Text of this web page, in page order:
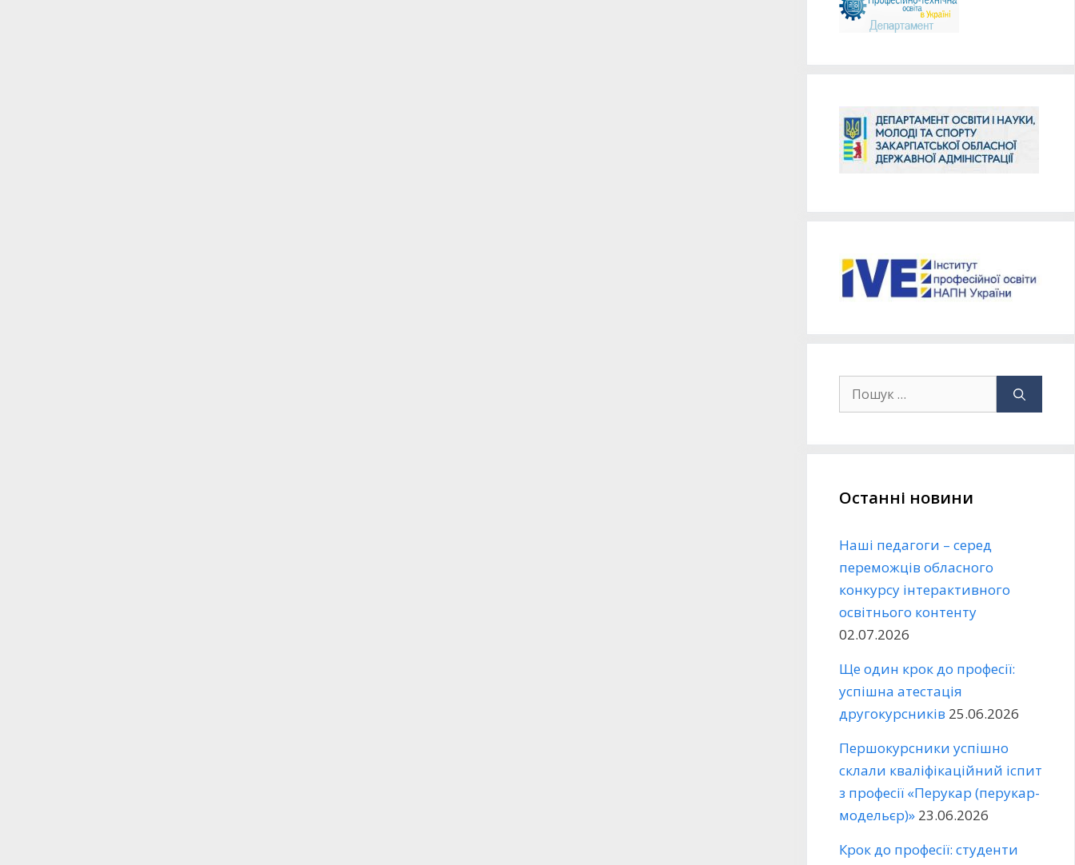
Останні новини
Наші педагоги – серед
переможців обласного
конкурсу інтерактивного
освітнього контенту
02.07.2026
Ще один крок до професії:
успішна атестація
другокурсників 25.06.2026
Першокурсники успішно
склали кваліфікаційний іспит
з професії «Перукар (перукар-
модельєр)» 23.06.2026
Крок до професії: студенти